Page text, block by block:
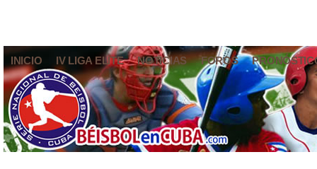
INICIO IV LIGA ELITE NOTICIAS FOROS